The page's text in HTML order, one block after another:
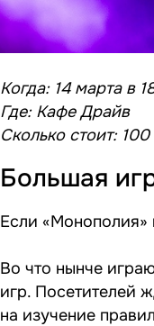
Когда: 14 марта в
Где: Кафе Драйв
Сколько стоит:
Большая
Если
Во что нынче
игр. Посетителей
на изучение